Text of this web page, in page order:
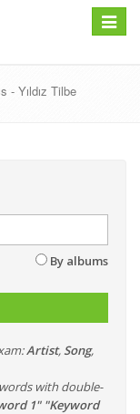
Toggle
- Yıldız Tilbe
By albums
Artist, Song,
with double-
1" "Keyword